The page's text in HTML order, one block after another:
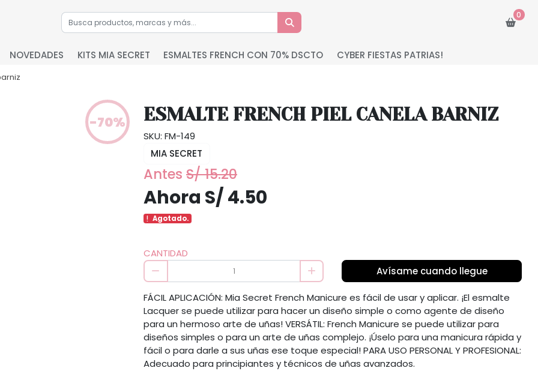
0
NOVEDADES KITS MIA SECRET ESMALTES FRENCH CON 70% DSCTO CYBER FIESTAS PATRIAS!
-70% ESMALTE FRENCH PIEL CANELA BARNIZ
SKU: FM-149
MIA SECRET
Antes S/ 15.20
Ahora S/ 4.50
Agotado.
CANTIDAD
Avísame cuando llegue
FÁCIL APLICACIÓN: Mia Secret French Manicure es fácil de usar y aplicar. ¡El esmalte
Lacquer se puede utilizar para hacer un diseño simple o como agente de diseño
para un hermoso arte de uñas! VERSÁTIL: French Manicure se puede utilizar para
diseños simples o para un arte de uñas complejo. ¡Úselo para una manicura rápida y
fácil o para darle a sus uñas ese toque especial! PARA USO PERSONAL Y PROFESIONAL:
Adecuado para principiantes y técnicos de uñas avanzados.